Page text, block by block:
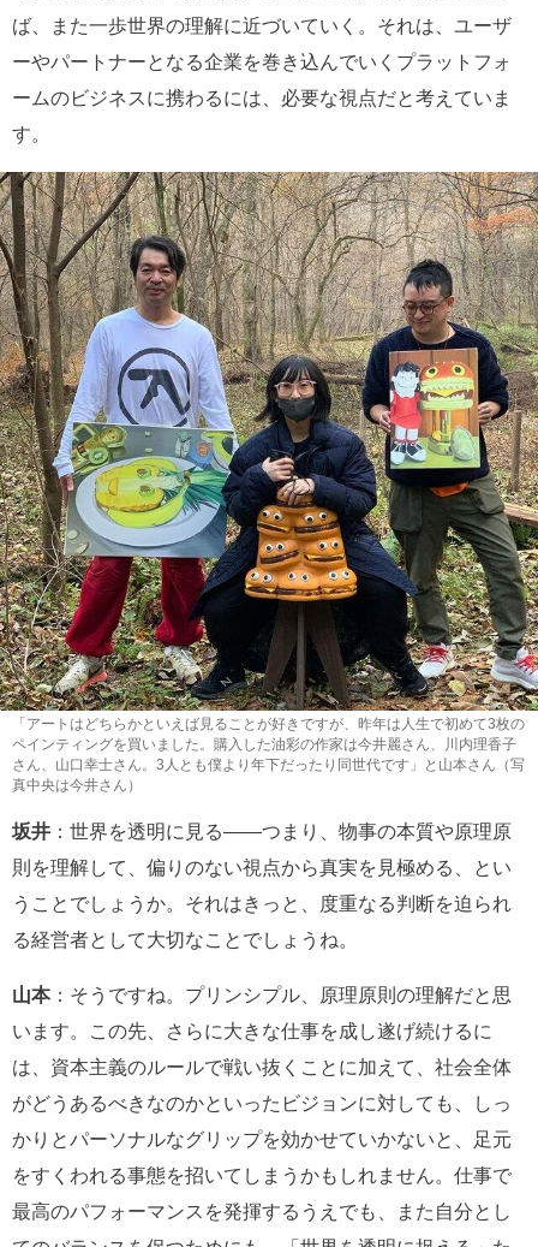
ば、また一歩世界の理解に近づいていく。それは、ユーザ
ーやパートナーとなる企業を巻き込んでいくプラットフォ
ームのビジネスに携わるには、必要な視点だと考えていま
す。
「アートはどちらかといえば見ることが好きですが、昨年は人生で初めて3枚の
ペインティングを買いました。購入した油彩の作家は今井麗さん、川内理香子
さん、山口幸士さん。3人とも僕より年下だったり同世代です」と山本さん（写
真中央は今井さん）
坂井 ：世界を透明に見る――つまり、物事の本質や原理原
則を理解して、偏りのない視点から真実を見極める、とい
うことでしょうか。それはきっと、度重なる判断を迫られ
る経営者として大切なことでしょうね。
山本：そうですね。プリンシプル、原理原則の理解だと思
います。この先、さらに大きな仕事を成し遂げ続けるに
は、資本主義のルールで戦い抜くことに加えて、社会全体
がどうあるべきなのかといったビジョンに対しても、しっ
かりとパーソナルなグリップを効かせていかないと、足元
をすくわれる事態を招いてしまうかもしれません。仕事で
最高のパフォーマンスを発揮するうえでも、また自分とし